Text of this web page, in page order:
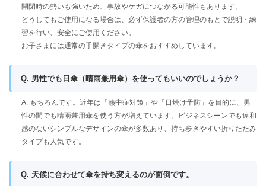
開閉時の勢いも強いため、事故やケガにつながる可能性もあります。
どうしてもご使用になる場合は、必ず保護者の方の管理のもとで説明・練
習を行い、安全にご使用ください。
お子さまには通常の手開きタイプの傘をおすすめしています。
Q. 男性でも日傘（晴雨兼用傘）を使ってもいいのでしょうか？
A. もちろんです。近年は「熱中症対策」や「日焼け予防」を目的に、男
性の間でも晴雨兼用傘を使う方が増えています。ビジネスシーンでも違和
感のないシンプルなデザインの傘が多数あり、持ち歩きやすい折りたたみ
タイプも人気です。
Q. 天候に合わせて傘を持ち変えるのが面倒です。